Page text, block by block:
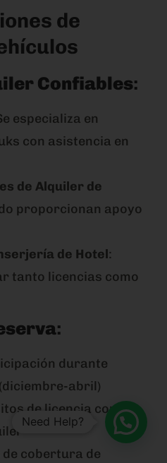
de
Confiables:
especializa en
con asistencia en
de Alquiler de
proporcionan apoyo
de Hotel:
tanto licencias como
:
durante
abril)
de licencia con la
cobertura de
Need Help?